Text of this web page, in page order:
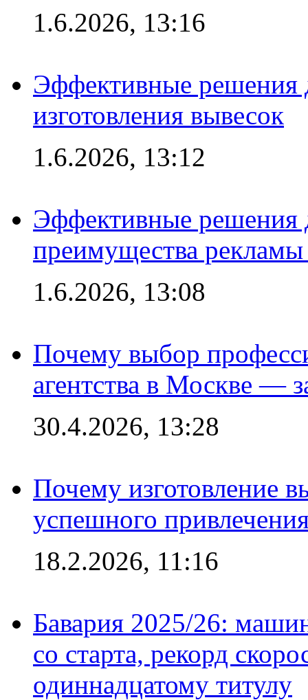
1.6.2026, 13:16
Эффективные решения
изготовления вывесок
1.6.2026, 13:12
Эффективные решения
преимущества рекламы
1.6.2026, 13:08
Почему выбор
агентства в Москве —
30.4.2026, 13:28
Почему изготовление
успешного
18.2.2026, 11:16
Бавария 2025/26:
со старта, рекорд
одиннадцатому титулу